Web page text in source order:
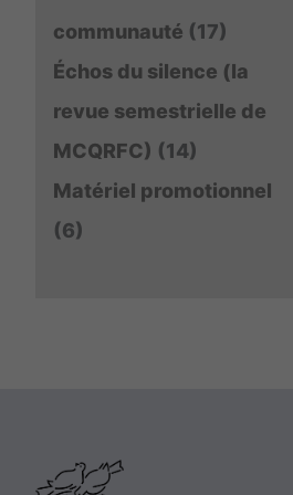
communauté (17)
Échos du silence (la
revue semestrielle de
MCQRFC) (14)
Matériel promotionnel
(6)